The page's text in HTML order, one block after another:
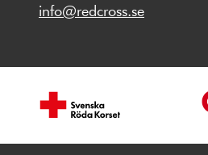
info@redcross.se